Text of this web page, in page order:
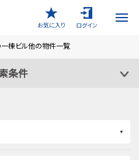
お気に入り
ログイン
棟ビル他の物件一覧
条件